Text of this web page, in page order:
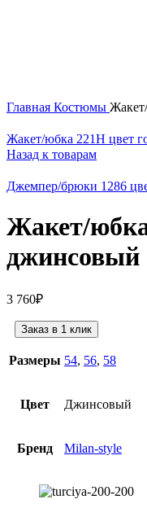
Главная Костюмы
Жакет/юбка 221Н цвет
Назад к товарам
Джемпер/брюки 1286
Жакет/
джинсовый
3 760₽
Заказ в 1 клик
Размеры 54, 56, 58
Цвет Джинсовый
Бренд Milan-style